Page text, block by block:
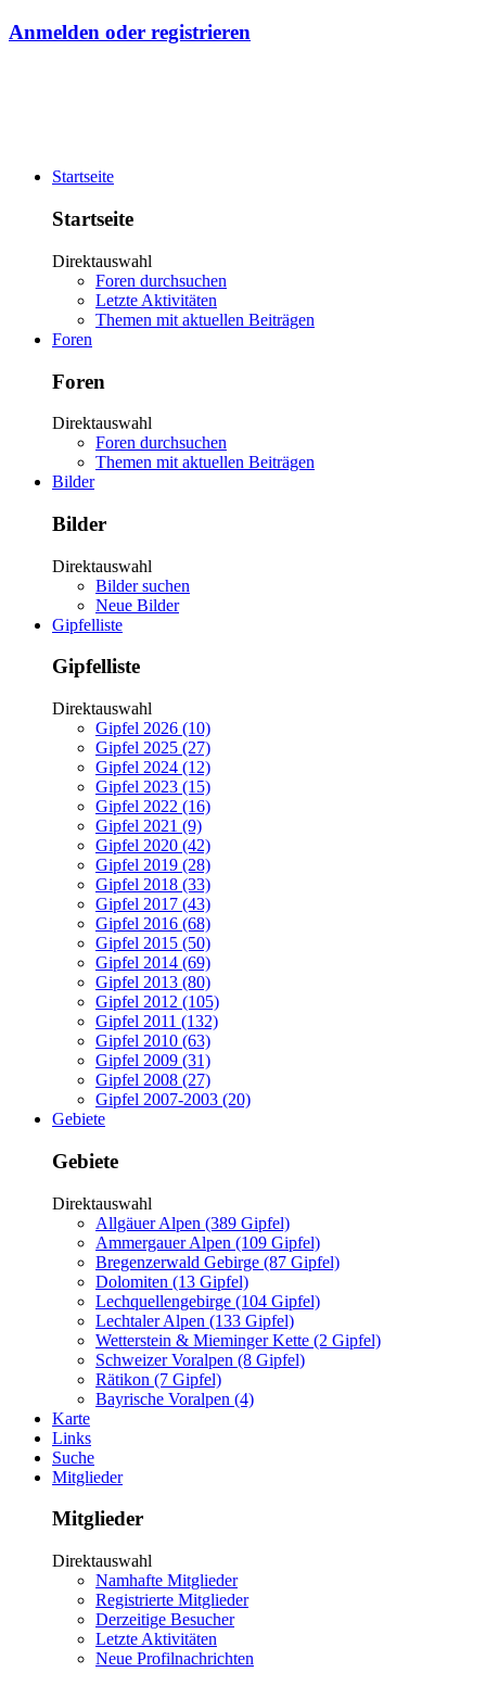
Anmelden oder registrieren
Startseite
Startseite
Direktauswahl
Foren durchsuchen
Letzte Aktivitäten
Themen mit aktuellen Beiträgen
Foren
Foren
Direktauswahl
Foren durchsuchen
Themen mit aktuellen Beiträgen
Bilder
Bilder
Direktauswahl
Bilder suchen
Neue Bilder
Gipfelliste
Gipfelliste
Direktauswahl
Gipfel 2026 (10)
Gipfel 2025 (27)
Gipfel 2024 (12)
Gipfel 2023 (15)
Gipfel 2022 (16)
Gipfel 2021 (9)
Gipfel 2020 (42)
Gipfel 2019 (28)
Gipfel 2018 (33)
Gipfel 2017 (43)
Gipfel 2016 (68)
Gipfel 2015 (50)
Gipfel 2014 (69)
Gipfel 2013 (80)
Gipfel 2012 (105)
Gipfel 2011 (132)
Gipfel 2010 (63)
Gipfel 2009 (31)
Gipfel 2008 (27)
Gipfel 2007-2003 (20)
Gebiete
Gebiete
Direktauswahl
Allgäuer Alpen (389 Gipfel)
Ammergauer Alpen (109 Gipfel)
Bregenzerwald Gebirge (87 Gipfel)
Dolomiten (13 Gipfel)
Lechquellengebirge (104 Gipfel)
Lechtaler Alpen (133 Gipfel)
Wetterstein & Mieminger Kette (2 Gipfel)
Schweizer Voralpen (8 Gipfel)
Rätikon (7 Gipfel)
Bayrische Voralpen (4)
Karte
Links
Suche
Mitglieder
Mitglieder
Direktauswahl
Namhafte Mitglieder
Registrierte Mitglieder
Derzeitige Besucher
Letzte Aktivitäten
Neue Profilnachrichten